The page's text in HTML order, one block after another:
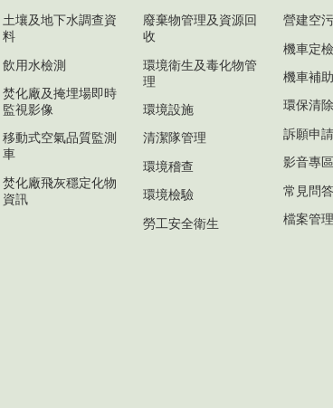
土壤及地下水調查資
料
飲用水檢測
焚化廠及掩埋場即時
監視影像
移動式空氣品質監測
車
焚化廠飛灰穩定化物
資訊
廢棄物管理及資源回
收
環境衛生及毒化物管
理
環境設施
清潔隊管理
環境稽查
環境檢驗
勞工安全衛生
營建空
機車定
機車補
環保清
訴願申
影音專區
常見問答
檔案管